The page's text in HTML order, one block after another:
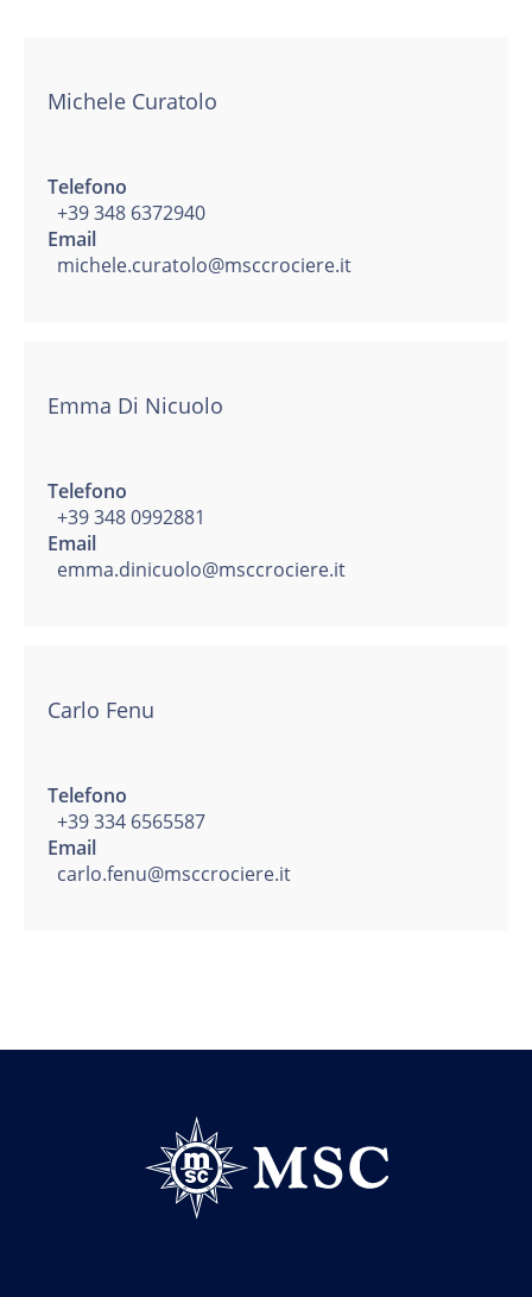
Michele Curatolo
Telefono
+39 348 6372940
Email
michele.curatolo@msccrociere.it
Emma Di Nicuolo
Telefono
+39 348 0992881
Email
emma.dinicuolo@msccrociere.it
Carlo Fenu
Telefono
+39 334 6565587
Email
carlo.fenu@msccrociere.it